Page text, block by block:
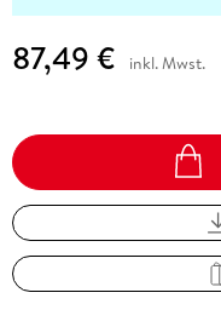
87,49 € inkl. Mwst.